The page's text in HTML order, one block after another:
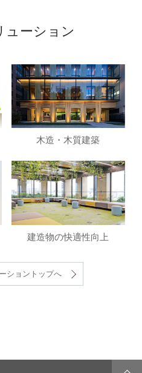
ューション
木造・木質建築
建造物の快適性向上
ショントップへ